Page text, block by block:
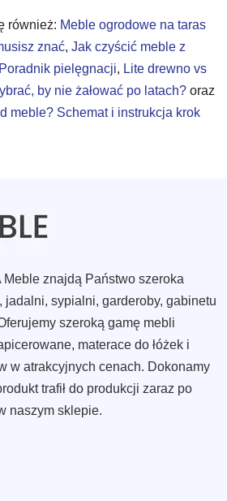
również: Meble ogrodowe na taras
znać, Jak czyścić meble z
pielęgnacji, Lite drewno vs
by nie żałować po latach? oraz
meble? Schemat i instrukcja krok
znajdą Państwo szeroka
jadalni, sypialni, garderoby, gabinetu
szeroką gamę mebli
materace do łóżek i
w atrakcyjnych cenach. Dokonamy
trafił do produkcji zaraz po
naszym sklepie.